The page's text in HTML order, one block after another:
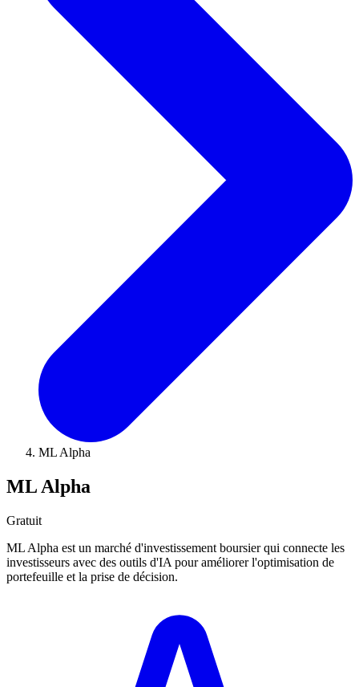
ML Alpha
ML Alpha
Gratuit
ML Alpha est un marché d'investissement boursier qui connecte les
investisseurs avec des outils d'IA pour améliorer l'optimisation de
portefeuille et la prise de décision.